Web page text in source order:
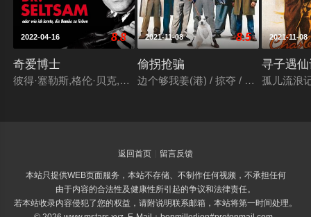
2022-04-16 8.8
奇爱博士
彼得·塞勒斯,格伦·贝克,詹姆斯·厄尔·琼斯,乔治·C·斯科特,谢恩·
2021-11-08 8.5
偷拐抢骗
边个够我姜(港) / 掠夺 / 贪得无厌 / 偷
2021-11-08
寻子遇
孤儿流浪
返回首页 留言反馈
本站只提供WEB页面服务，本站不存储、不制作任何视频，不承担任何
由于内容的合法性及健康性所引起的争议和法律责任。
若本站收录内容侵犯了您的权益，请附说明联系邮箱，本站将第一时间处理。